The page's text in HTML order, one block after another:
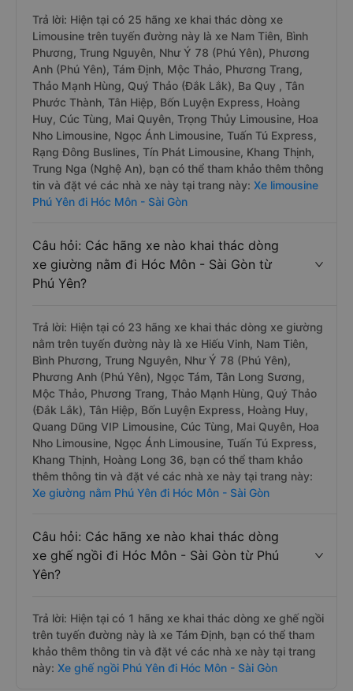
Trả lời: Hiện tại có 25 hãng xe khai thác dòng xe
Limousine trên tuyến đường này là xe Nam Tiên, Bình
Phương, Trung Nguyên, Như Ý 78 (Phú Yên), Phương
Anh (Phú Yên), Tám Định, Mộc Thảo, Phương Trang,
Thảo Mạnh Hùng, Quý Thảo (Đắk Lắk), Ba Quy , Tân
Phước Thành, Tân Hiệp, Bốn Luyện Express, Hoàng
Huy, Cúc Tùng, Mai Quyên, Trọng Thủy Limousine, Hoa
Nho Limousine, Ngọc Ánh Limousine, Tuấn Tú Express,
Rạng Đông Buslines, Tín Phát Limousine, Khang Thịnh,
Trung Nga (Nghệ An), bạn có thể tham khảo thêm thông
tin và đặt vé các nhà xe này tại trang này: Xe limousine
Phú Yên đi Hóc Môn - Sài Gòn
Câu hỏi: Các hãng xe nào khai thác dòng
xe giường nằm đi Hóc Môn - Sài Gòn từ
Phú Yên?
Trả lời: Hiện tại có 23 hãng xe khai thác dòng xe giường
nằm trên tuyến đường này là xe Hiếu Vinh, Nam Tiên,
Bình Phương, Trung Nguyên, Như Ý 78 (Phú Yên),
Phương Anh (Phú Yên), Ngọc Tám, Tân Long Sương,
Mộc Thảo, Phương Trang, Thảo Mạnh Hùng, Quý Thảo
(Đắk Lắk), Tân Hiệp, Bốn Luyện Express, Hoàng Huy,
Quang Dũng VIP Limousine, Cúc Tùng, Mai Quyên, Hoa
Nho Limousine, Ngọc Ánh Limousine, Tuấn Tú Express,
Khang Thịnh, Hoàng Long 36, bạn có thể tham khảo
thêm thông tin và đặt vé các nhà xe này tại trang này:
Xe giường nằm Phú Yên đi Hóc Môn - Sài Gòn
Câu hỏi: Các hãng xe nào khai thác dòng
xe ghế ngồi đi Hóc Môn - Sài Gòn từ Phú
Yên?
Trả lời: Hiện tại có 1 hãng xe khai thác dòng xe ghế ngồi
trên tuyến đường này là xe Tám Định, bạn có thể tham
khảo thêm thông tin và đặt vé các nhà xe này tại trang
này: Xe ghế ngồi Phú Yên đi Hóc Môn - Sài Gòn